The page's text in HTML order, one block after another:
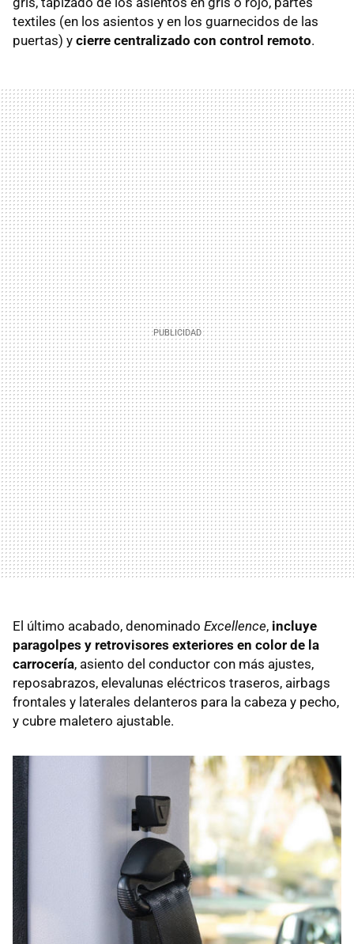
textiles (en los asientos y en los guarnecidos de las
puertas) y cierre centralizado con control remoto.
El último acabado, denominado Excellence, incluye
paragolpes y retrovisores exteriores en color de la
carrocería, asiento del conductor con más ajustes,
reposabrazos, elevalunas eléctricos traseros, airbags
frontales y laterales delanteros para la cabeza y pecho,
y cubre maletero ajustable.